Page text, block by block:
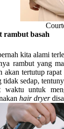
rambut basah
kita alami
rambut yang
akan tertutup
sedap,
untuk
hair dryer